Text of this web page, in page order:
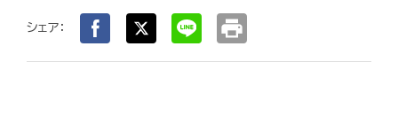
シェア： print